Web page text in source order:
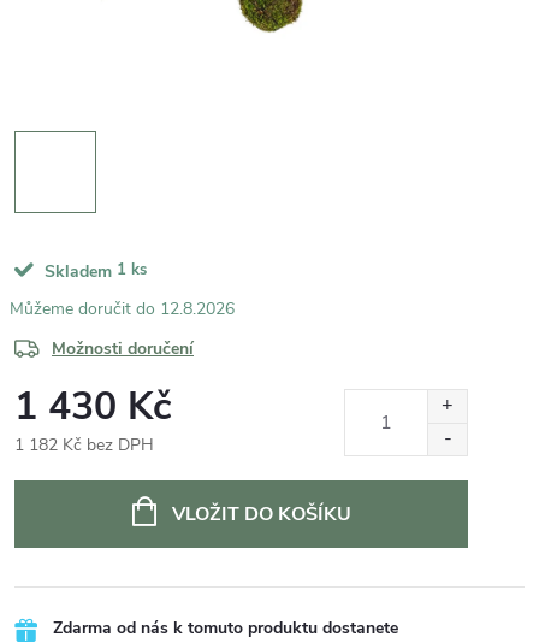
Skladem 1 ks
12.8.2026
Možnosti doručení
1 430 Kč
1 182 Kč bez DPH
VLOŽIT DO KOŠÍKU
Zdarma od nás k tomuto produktu dostanete